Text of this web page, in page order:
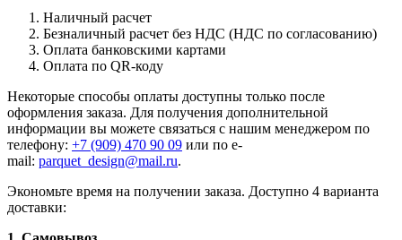
Наличный расчет
Безналичный расчет без НДС (НДС по согласованию)
Оплата банковскими картами
Оплата по QR-коду
Некоторые способы оплаты доступны только после
оформления заказа. Для получения дополнительной
информации вы можете связаться с нашим менеджером по
телефону: +7 (909) 470 90 09 или по e-
mail: parquet_design@mail.ru.
Экономьте время на получении заказа. Доступно 4 варианта
доставки: